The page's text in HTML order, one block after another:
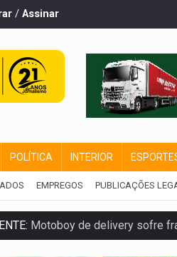
/ Assinar
POLÍTICA INTERIOR
EMPREGOS PUBLICAÇÕES
Motoboy de delivery sofre
2026:Ulisses Guimarães e